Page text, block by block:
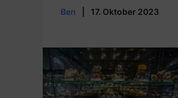
Ben 17. Oktober 2023